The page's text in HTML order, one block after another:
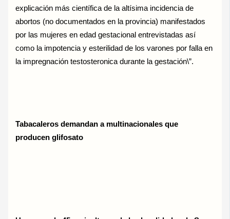
explicación más científica de la altísima incidencia de
abortos (no documentados en la provincia) manifestados
por las mujeres en edad gestacional entrevistadas así
como la impotencia y esterilidad de los varones por falla en
la impregnación testosteronica durante la gestación\”.
Tabacaleros demandan a multinacionales que
producen glifosato